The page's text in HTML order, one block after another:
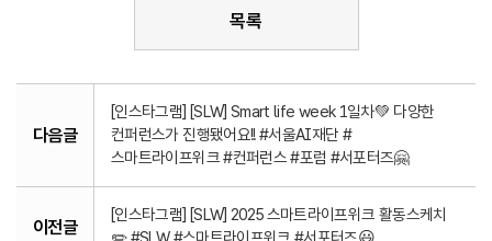
목록
다음글
[인스타그램] [SLW] Smart life week 1일차💚 다양한
컨퍼런스가 진행됐어요!! #서울AI재단 #
스마트라이프위크 #컨퍼런스 #포럼 #서포터즈🤗
이전글
[인스타그램] [SLW] 2025 스마트라이프위크 활동스케치